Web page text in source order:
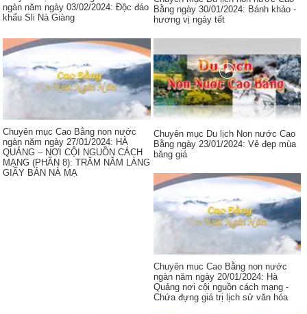
ngàn năm ngày 03/02/2024: Độc đáo
khẩu Sli Nà Giàng
Bằng ngày 30/01/2024: Bánh khảo -
hương vị ngày tết
Chuyên mục Cao Bằng non nước
ngàn năm ngày 27/01/2024: HÀ
QUẢNG – NƠI CỘI NGUỒN CÁCH
MẠNG (PHẦN 8): TRĂM NĂM LÀNG
GIẤY BẢN NÀ MẠ
Chuyên mục Du lịch Non nước Cao
Bằng ngày 23/01/2024: Vẻ đẹp mùa
băng giá
Chuyên muc Cao Bằng non nước
ngàn năm ngày 20/01/2024: Hà
Quảng nơi cội nguồn cách mạng -
Chứa đựng giá trị lịch sử văn hóa